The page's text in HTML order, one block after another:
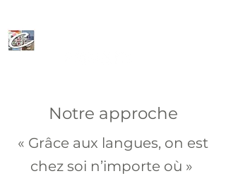
Notre approche
« Grâce aux langues, on est
chez soi n’importe où »